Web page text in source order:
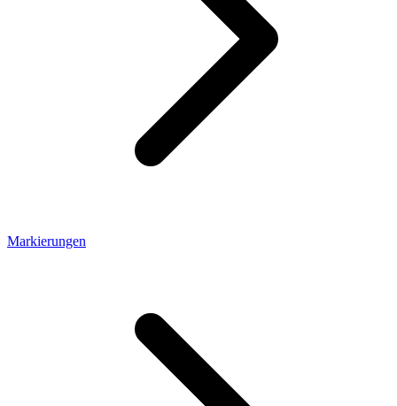
Markierungen